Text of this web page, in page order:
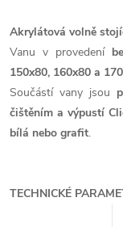
Akrylátová volně
Vanu v provedení
150x80, 160x80 a
Součástí vany jsou
čištěním a výpustí
bílá nebo grafit.
TECHNICKÉ